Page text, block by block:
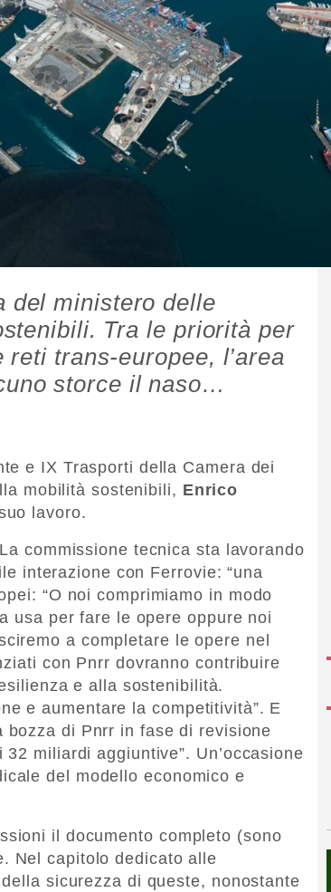
del ministero delle
Tra le priorità per
trans-europee, l’area
storce il naso…
e IX Trasporti della Camera dei
mobilità sostenibili, Enrico
lavoro.
commissione tecnica sta lavorando
interazione con Ferrovie: “una
“O noi comprimiamo in modo
usa per fare le opere oppure noi
a completare le opere nel
con Pnrr dovranno contribuire
e alla sostenibilità.
e aumentare la competitività”. E
bozza di Pnrr in fase di revisione
miliardi aggiuntive”. Un’occasione
del modello economico e
il documento completo (sono
Nel capitolo dedicato alle
sicurezza di queste, nonostante